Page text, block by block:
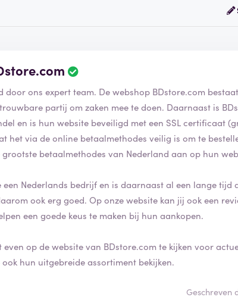
door ons expert team. De webshop BDstore.com
partij om zaken mee te doen. Daarnaast is
en is hun website beveiligd met een SSL certificaat
het via de online betaalmethodes veilig is om te
grootste betaalmethodes van Nederland aan op hun
Nederlands bedrijf en is daarnaast al een lange tijd
ook erg goed. Op onze website kan jij ook een
een goede keus te maken bij hun aankopen.
op de website van BDstore.com te kijken voor
hun uitgebreide assortiment bekijken.
Geschreven